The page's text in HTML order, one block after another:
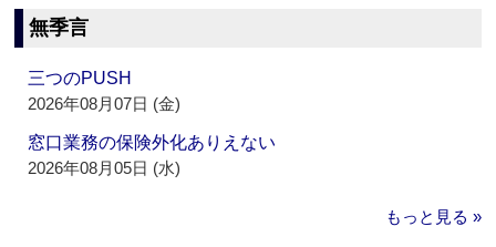
無季言
三つのPUSH
2026年08月07日 (金)
窓口業務の保険外化ありえない
2026年08月05日 (水)
もっと見る »